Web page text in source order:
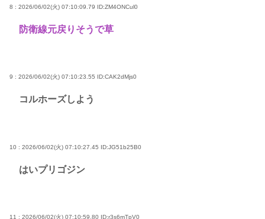
8 : 2026/06/02(火) 07:10:09.79 ID:ZM4ONCul0
防衛線元戻りそうで草
9 : 2026/06/02(火) 07:10:23.55 ID:CAK2dMjs0
コルホーズしよう
10 : 2026/06/02(火) 07:10:27.45 ID:JG51b25B0
はいプリゴジン
11 : 2026/06/02(火) 07:10:59.80 ID:r3s6mTpV0